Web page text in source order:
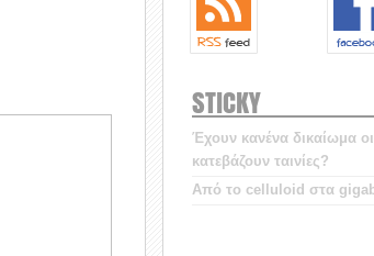
STICKY
Έχουν κανένα δικαίωμα οι
κατεβάζουν ταινίες?
Από το celluloid στα